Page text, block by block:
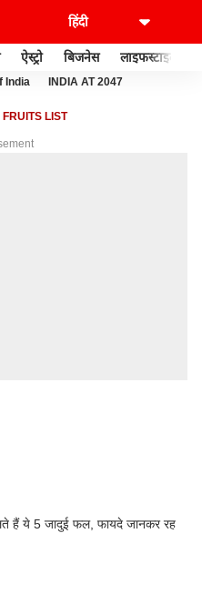
ऐस्ट्रो बिजनेस लाइफस्टाइल
India INDIA AT 2047
LIST
हैं ये 5 जादुई फल, फायदे जानकर रह